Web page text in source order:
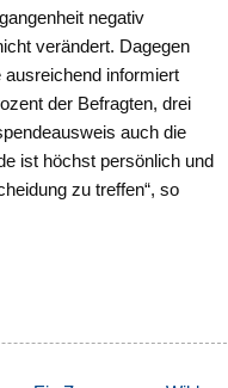
negativ
verändert. Dagegen
informiert
der Befragten, drei
auch die
ist höchst persönlich und
zu treffen“, so